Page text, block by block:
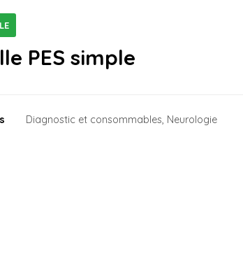
PES simple
Diagnostic et consommables, Neurologie